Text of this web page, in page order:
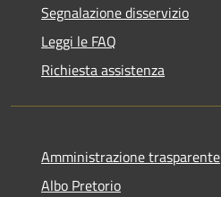
Segnalazione disservizio
Leggi le FAQ
Richiesta assistenza
Amministrazione trasparente
Albo Pretorio